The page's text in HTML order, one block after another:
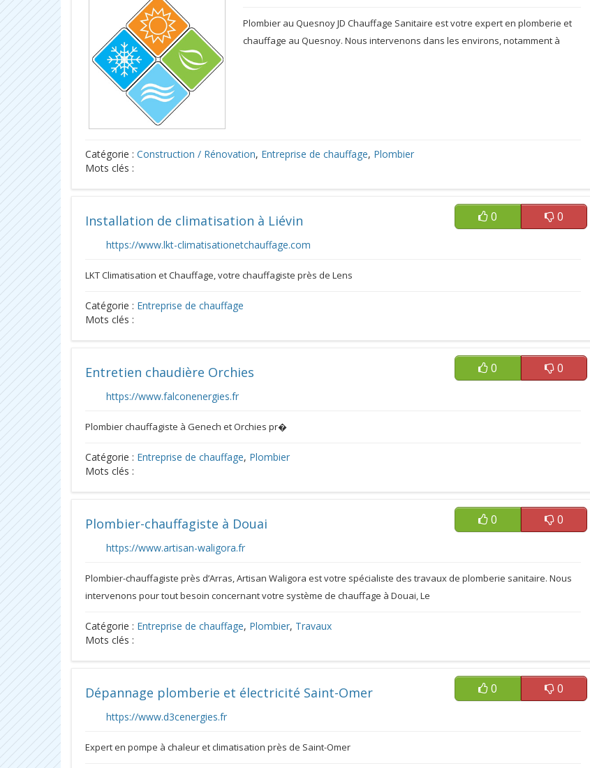
Plombier au Quesnoy JD Chauffage Sanitaire est votre expert en plomberie et
chauffage au Quesnoy. Nous intervenons dans les environs, notamment à
Catégorie : Construction / Rénovation, Entreprise de chauffage, Plombier
Mots clés :
0 0
Installation de climatisation à Liévin
https://www.lkt-climatisationetchauffage.com
LKT Climatisation et Chauffage, votre chauffagiste près de Lens
Catégorie : Entreprise de chauffage
Mots clés :
0 0
Entretien chaudière Orchies
https://www.falconenergies.fr
Plombier chauffagiste à Genech et Orchies pr�
Catégorie : Entreprise de chauffage, Plombier
Mots clés :
0 0
Plombier-chauffagiste à Douai
https://www.artisan-waligora.fr
Plombier-chauffagiste près d’Arras, Artisan Waligora est votre spécialiste des travaux de plomberie sanitaire. Nous
intervenons pour tout besoin concernant votre système de chauffage à Douai, Le
Catégorie : Entreprise de chauffage, Plombier, Travaux
Mots clés :
0 0
Dépannage plomberie et électricité Saint-Omer
https://www.d3cenergies.fr
Expert en pompe à chaleur et climatisation près de Saint-Omer